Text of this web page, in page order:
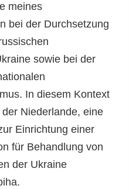
meines
bei der Durchsetzung
sowie bei der
In diesem Kontext
Niederlande, eine
Einrichtung einer
für Behandlung von
der Ukraine